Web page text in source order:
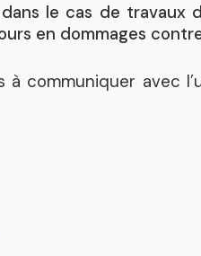
le cas de travaux
en dommages
communiquer avec